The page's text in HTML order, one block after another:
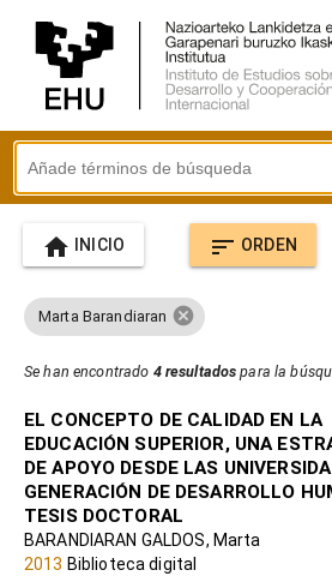
home INICIO sort ORDEN
Marta Barandiaran cancel
Se han encontrado 4 resultados para la
EL CONCEPTO DE CALIDAD EN LA
EDUCACIÓN SUPERIOR, UNA
DE APOYO DESDE LAS
GENERACIÓN DE DESARROLLO
TESIS DOCTORAL
BARANDIARAN GALDOS, Marta
2013 Biblioteca digital